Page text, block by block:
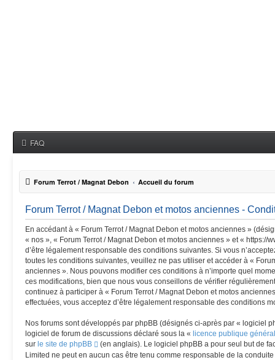
FAQ
Forum Terrot / Magnat Debon Accueil du forum
Forum Terrot / Magnat Debon et motos anciennes -
En accédant à « Forum Terrot / Magnat Debon et motos anciennes »
« nos », « Forum Terrot / Magnat Debon et motos anciennes » et « https://
d’être légalement responsable des conditions suivantes. Si vous
toutes les conditions suivantes, veuillez ne pas utiliser et accéder à «
anciennes ». Nous pouvons modifier ces conditions à n’importe quel
ces modifications, bien que nous vous conseillons de vérifier
continuez à participer à « Forum Terrot / Magnat Debon et motos
effectuées, vous acceptez d’être légalement responsable des conditions
Nos forums sont développés par phpBB (désignés ci-après par « logiciel
logiciel de forum de discussions déclaré sous la « licence publique
sur le site de phpBB
(en anglais). Le logiciel phpBB a pour seul but de
Limited ne peut en aucun cas être tenu comme responsable de la